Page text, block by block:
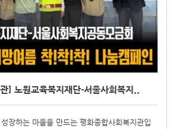
] 노원교육복지재단-서울사회복지..
장하는 마을을 만드는 평화종합사회복지관입